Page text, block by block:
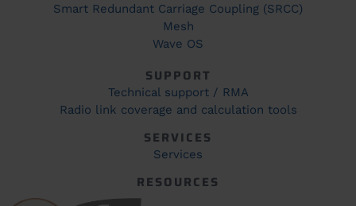
Smart Redundant Carriage Coupling (SRCC)
Mesh
Wave OS
SUPPORT
Technical support / RMA
Radio link coverage and calculation tools
SERVICES
Services
RESOURCES